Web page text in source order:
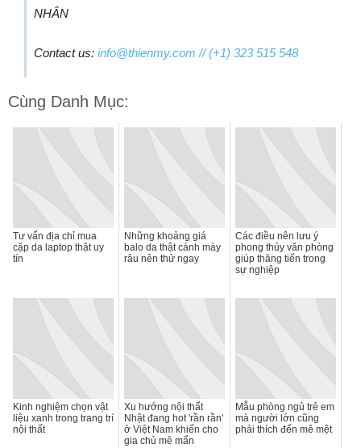
NHÂN
Contact us: info@thienmy.com // (+1) 323 515 548
Cùng Danh Mục:
Tư vấn địa chỉ mua
cặp da laptop thật uy
tín
Những khoảng giá
balo da thật cánh mày
râu nên thử ngay
Các điều nên lưu ý
phong thủy văn phòng
giúp thăng tiến trong
sự nghiệp
Kinh nghiệm chọn vật
liệu xanh trong trang trí
nội thất
Xu hướng nội thất
Nhật đang hot 'rần rần'
ở Việt Nam khiến cho
gia chủ mê mẩn
Mẫu phòng ngủ trẻ em
mà người lớn cũng
phải thích đến mê mệt